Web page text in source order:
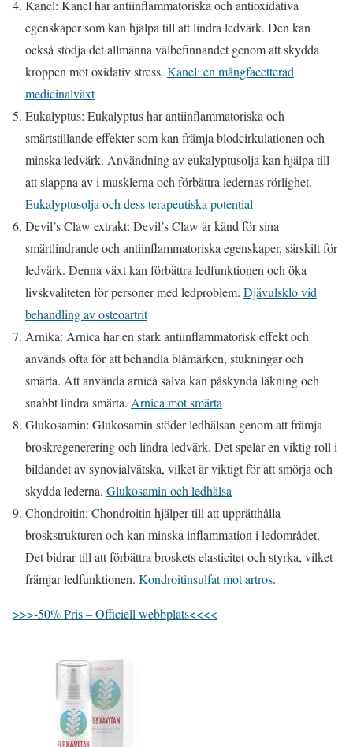
Kanel: Kanel har antiinflammatoriska och antioxidativa
egenskaper som kan hjälpa till att lindra ledvärk. Den kan
också stödja det allmänna välbefinnandet genom att skydda
kroppen mot oxidativ stress. Kanel: en mångfacetterad
medicinalväxt
Eukalyptus: Eukalyptus har antiinflammatoriska och
smärtstillande effekter som kan främja blodcirkulationen och
minska ledvärk. Användning av eukalyptusolja kan hjälpa till
att slappna av i musklerna och förbättra ledernas rörlighet.
Eukalyptusolja och dess terapeutiska potential
Devil’s Claw extrakt: Devil’s Claw är känd för sina
smärtlindrande och antiinflammatoriska egenskaper, särskilt för
ledvärk. Denna växt kan förbättra ledfunktionen och öka
livskvaliteten för personer med ledproblem. Djävulsklo vid
behandling av osteoartrit
Arnika: Arnica har en stark antiinflammatorisk effekt och
används ofta för att behandla blåmärken, stukningar och
smärta. Att använda arnica salva kan påskynda läkning och
snabbt lindra smärta. Arnica mot smärta
Glukosamin: Glukosamin stöder ledhälsan genom att främja
broskregenerering och lindra ledvärk. Det spelar en viktig roll i
bildandet av synovialvätska, vilket är viktigt för att smörja och
skydda lederna. Glukosamin och ledhälsa
Chondroitin: Chondroitin hjälper till att upprätthålla
broskstrukturen och kan minska inflammation i ledområdet.
Det bidrar till att förbättra broskets elasticitet och styrka, vilket
främjar ledfunktionen. Kondroitinsulfat mot artros.
>>>-50% Pris – Officiell webbplats<<<<